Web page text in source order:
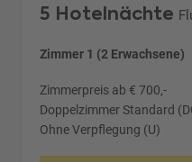
5 Hotelnächte
Zimmer 1 (2 Erwachsene)
Zimmerpreis ab € 700,-
Doppelzimmer Standard
Ohne Verpflegung (U)